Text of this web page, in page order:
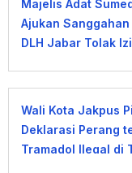
Majelis Adat
Ajukan Sanggahan
DLH Jabar Tolak
Wali Kota Jakpus
Deklarasi Perang
Tramadol Ilegal di